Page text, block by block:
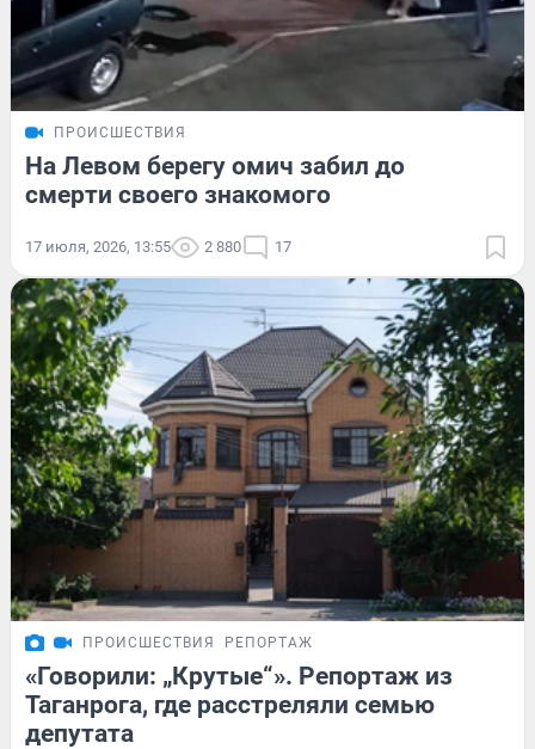
ПРОИСШЕСТВИЯ
На Левом берегу омич забил до
смерти своего знакомого
17 июля, 2026, 13:55 2 880 17
ПРОИСШЕСТВИЯ РЕПОРТАЖ
«Говорили: „Крутые“». Репортаж из
Таганрога, где расстреляли семью
депутата